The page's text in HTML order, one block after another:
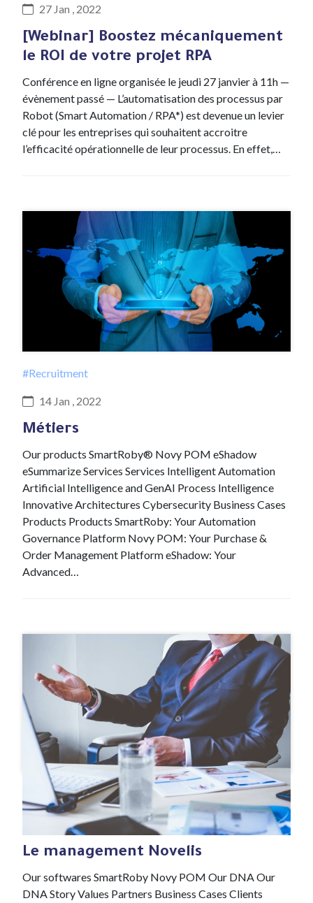
27 Jan , 2022
[Webinar] Boostez mécaniquement
le ROI de votre projet RPA
Conférence en ligne organisée le jeudi 27 janvier à 11h —
évènement passé — L’automatisation des processus par
Robot (Smart Automation / RPA*) est devenue un levier
clé pour les entreprises qui souhaitent accroitre
l’efficacité opérationnelle de leur processus. En effet,…
#Recruitment
14 Jan , 2022
Métiers
Our products SmartRoby® Novy POM eShadow
eSummarize Services Services Intelligent Automation
Artificial Intelligence and GenAI Process Intelligence
Innovative Architectures Cybersecurity Business Cases
Products Products SmartRoby: Your Automation
Governance Platform Novy POM: Your Purchase &
Order Management Platform eShadow: Your
Advanced…
#ADN
5 Jan , 2022
Le management Novelis
Our softwares SmartRoby Novy POM Our DNA Our
DNA Story Values Partners Business Cases Clients